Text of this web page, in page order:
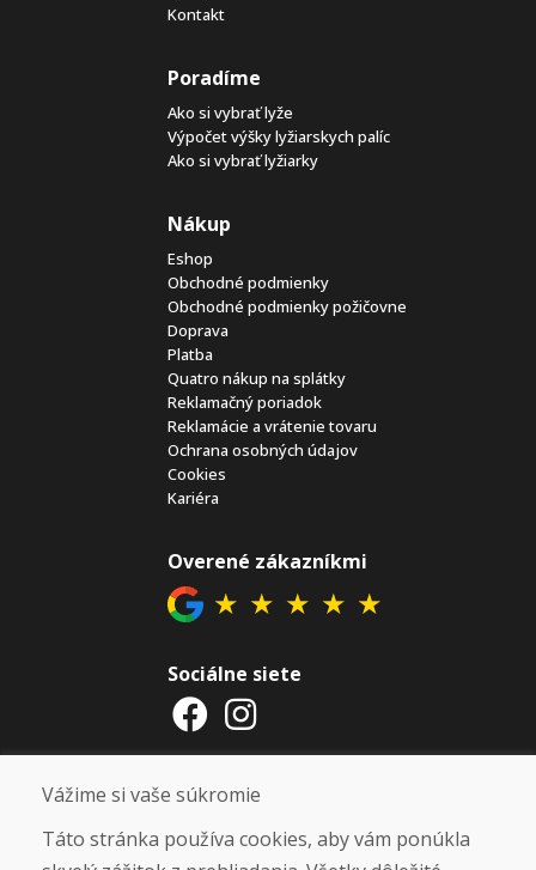
Kontakt
Poradíme
Ako si vybrať lyže
Výpočet výšky lyžiarskych palíc
Ako si vybrať lyžiarky
Nákup
Eshop
Obchodné podmienky
Obchodné podmienky požičovne
Doprava
Platba
Quatro nákup na splátky
Reklamačný poriadok
Reklamácie a vrátenie tovaru
Ochrana osobných údajov
Cookies
Kariéra
Overené zákazníkmi
★ ★ ★ ★ ★
Sociálne siete
Otváracie hodiny
UKONČENÁ. ĎAKUJEME VÁM ZA
Vážime si vaše súkromie
Táto stránka používa cookies, aby vám ponúkla